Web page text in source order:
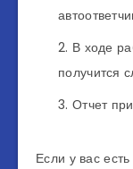
В ходе
получится
Отчет
Если у вас